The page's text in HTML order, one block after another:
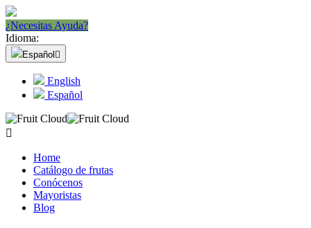
¿Necesitas Ayuda?
Idioma:
Español 
English
Español

Home
Catálogo de frutas
Conócenos
Mayoristas
Blog